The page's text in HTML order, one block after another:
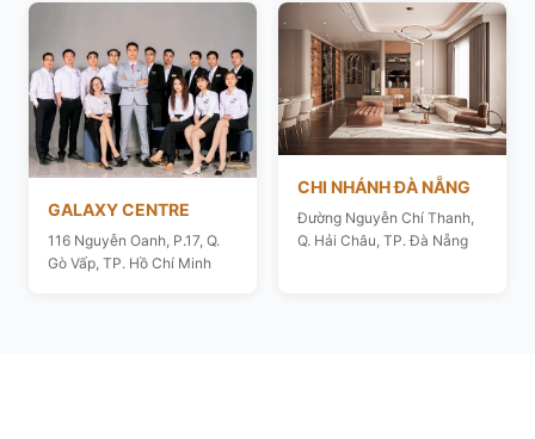
GALAXY CENTRE
116 Nguyễn Oanh, P.17, Q.
Gò Vấp, TP. Hồ Chí Minh
CHI NHÁNH ĐÀ NẴNG
Đường Nguyễn Chí Thanh,
Q. Hải Châu, TP. Đà Nẵng